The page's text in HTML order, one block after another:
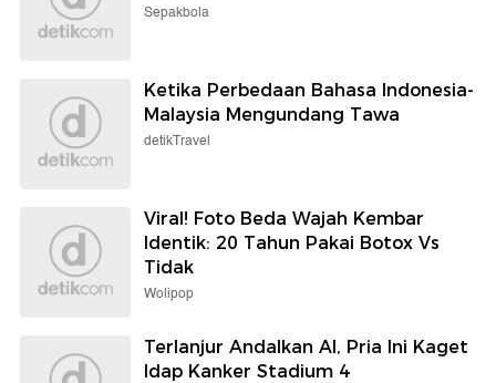
Sepakbola
Ketika Perbedaan Bahasa Indonesia-
Malaysia Mengundang Tawa
detikTravel
Viral! Foto Beda Wajah Kembar
Identik: 20 Tahun Pakai Botox Vs
Tidak
Wolipop
Terlanjur Andalkan AI, Pria Ini Kaget
Idap Kanker Stadium 4